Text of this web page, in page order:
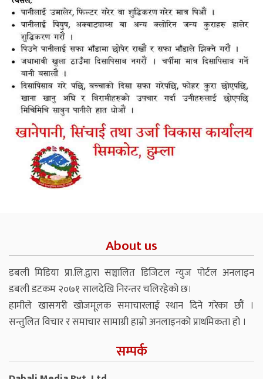
About us
डबली मिडिया प्रा.लि.द्वारा सञ्चालित डिजिटल न्युज पोर्टल अनलाइन
डबली डटकम २०७१ सालदेखि निरन्तर चलिरहेको छ।
हामीले खासगरी खोजमूलक समाचारलाई स्थान दिने गरेका छौं ।
सन्तुलित विचार र समाचार सामाग्री हाम्रो अनलाइनको प्राथमिकता हो ।
सम्पर्क